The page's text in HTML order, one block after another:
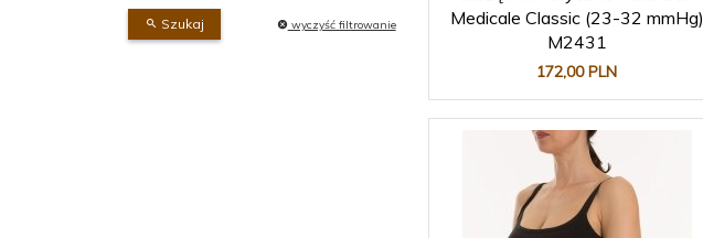
Szukaj wyczyść filtrowanie
Medicale Classic (23-32 mmHg)
M2431
172,00 PLN